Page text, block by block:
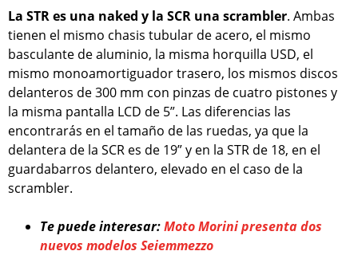
La STR es una naked y la SCR una scrambler. Ambas
tienen el mismo chasis tubular de acero, el mismo
basculante de aluminio, la misma horquilla USD, el
mismo monoamortiguador trasero, los mismos discos
delanteros de 300 mm con pinzas de cuatro pistones y
la misma pantalla LCD de 5”. Las diferencias las
encontrarás en el tamaño de las ruedas, ya que la
delantera de la SCR es de 19” y en la STR de 18, en el
guardabarros delantero, elevado en el caso de la
scrambler.
Te puede interesar:Moto Morini presenta dos
nuevos modelos Seiemmezzo